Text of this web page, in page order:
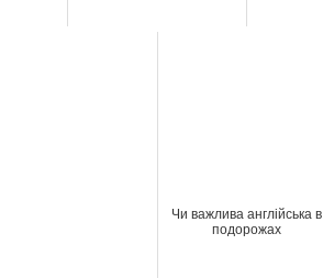
Чи важлива англійська в
подорожах